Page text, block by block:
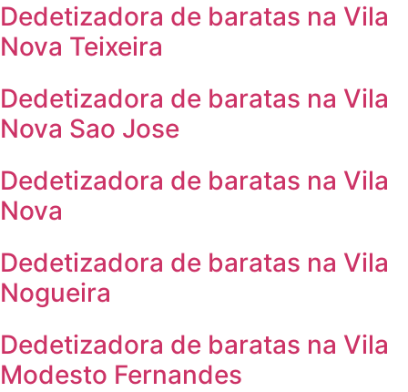
Dedetizadora de baratas na Vila
Nova Teixeira
Dedetizadora de baratas na Vila
Nova Sao Jose
Dedetizadora de baratas na Vila
Nova
Dedetizadora de baratas na Vila
Nogueira
Dedetizadora de baratas na Vila
Modesto Fernandes